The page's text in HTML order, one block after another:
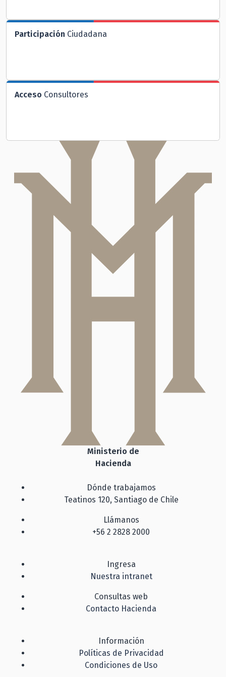
Participación Ciudadana
Acceso Consultores
Ministerio de
Hacienda
Dónde trabajamos
Teatinos 120, Santiago de Chile
Llámanos
+56 2 2828 2000
Ingresa
Nuestra intranet
Consultas web
Contacto Hacienda
Información
Políticas de Privacidad
Condiciones de Uso